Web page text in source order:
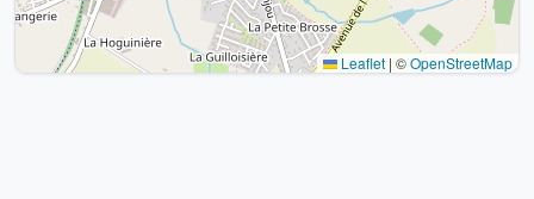
Leaflet | ©OpenStreetMap